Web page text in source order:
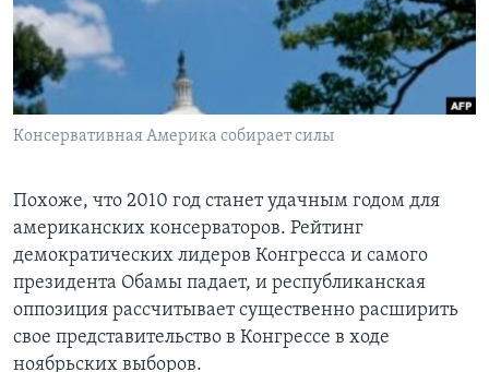
Learning English
СОЦИАЛЬНЫЕ СЕТИ
Языки
Консервативная Америка собирает силы
Похоже, что 2010 год станет удачным годом для
американских консерваторов. Рейтинг
демократических лидеров Конгресса и самого
президента Обамы падает, и республиканская
оппозиция рассчитывает существенно расширить
свое представительство в Конгрессе в ходе
ноябрьских выборов.